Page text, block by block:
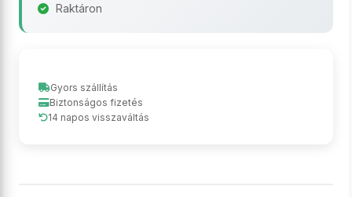
Raktáron
Gyors szállítás
Biztonságos fizetés
14 napos visszaváltás